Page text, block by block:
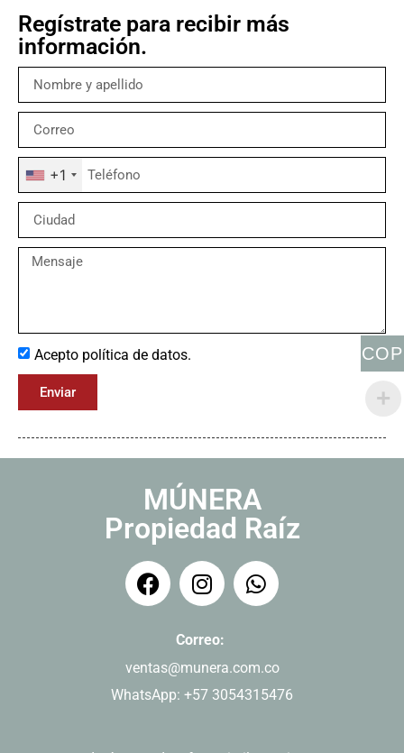
Regístrate para recibir más
información.
+1
Acepto política de datos.
Enviar
MÚNERA
Propiedad Raíz
Correo:
ventas@munera.com.co
WhatsApp: +57 3054315476
COP